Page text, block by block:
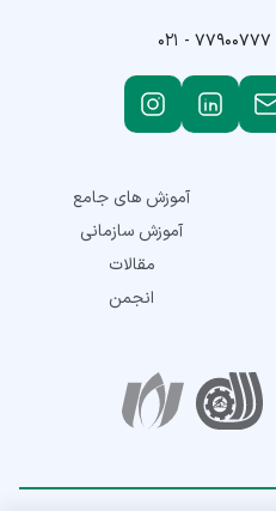
۰۲۱ - ۷۷۹۰۰۷۷۷
آموزش های جامع
آموزش سازمانی
مقالات
انجمن
نمادهای اعتماد